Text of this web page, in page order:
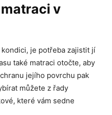
v
je potřeba zajistit jí
také matraci otočte, aby
jejího povrchu pak
můžete z řady
které vám sedne